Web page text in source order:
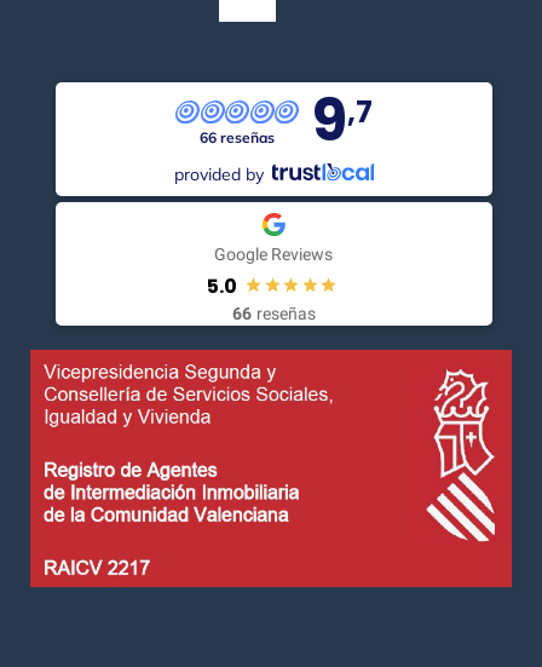
66 reseñas 9,7
provided by
Google Reviews
5.0
66 reseñas